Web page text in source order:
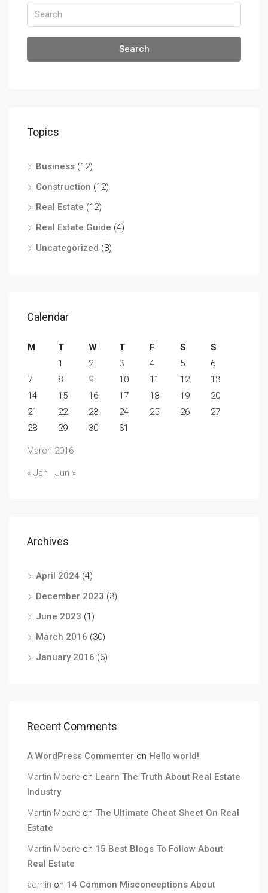
Search
Topics
Business (12)
Construction (12)
Real Estate (12)
Real Estate Guide (4)
Uncategorized (8)
Calendar
March 2016
M T W T F S
S
1
2 3 4 5
6
7
8 9 10 11 12
13
14
15 16 17 18 19
20
21
22 23 24 25 26
27
28
29 30 31
« Jan Jun »
Archives
April 2024 (4)
December 2023 (3)
June 2023 (1)
March 2016 (30)
January 2016 (6)
Recent Comments
A WordPress Commenter on Hello world!
Martin Moore on Learn The Truth About Real Estate
Industry
Martin Moore on The Ultimate Cheat Sheet On Real
Estate
Martin Moore on 15 Best Blogs To Follow About
Real Estate
admin on 14 Common Misconceptions About